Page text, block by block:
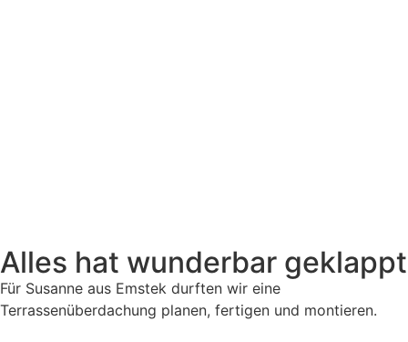
Alles hat wunderbar geklappt
Für Susanne aus Emstek durften wir eine
Terrassenüberdachung planen, fertigen und montieren.